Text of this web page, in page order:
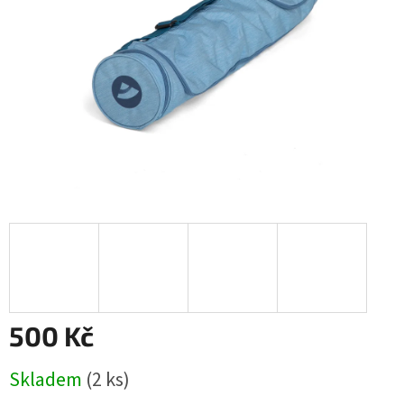
500 Kč
cena:
Skladem (2 ks)